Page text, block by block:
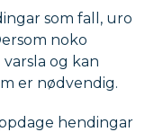
som fall, uro
noko
og kan
er nødvendig.
hendingar